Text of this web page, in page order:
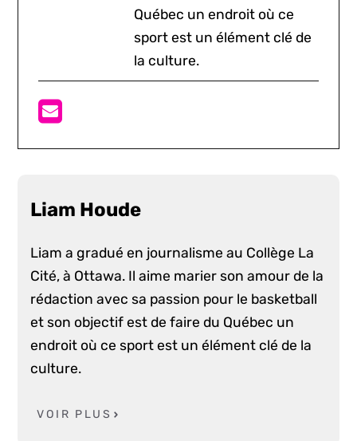
Québec un endroit où ce
sport est un élément clé de
la culture.
Liam Houde
Liam a gradué en journalisme au Collège La
Cité, à Ottawa. Il aime marier son amour de la
rédaction avec sa passion pour le basketball
et son objectif est de faire du Québec un
endroit où ce sport est un élément clé de la
culture.
VOIR PLUS